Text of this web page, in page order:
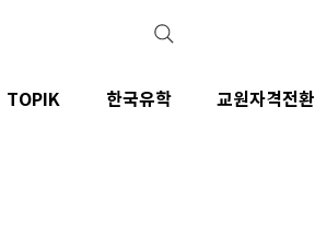
TOPIK 한국유학 교원자격전환